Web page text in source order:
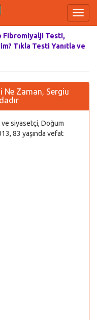
Fibromiyalji Testi,
Tıkla Testi Yanıtla ve
Ne Zaman, Sergiu
siyasetçi, Doğum
83 yaşında vefat